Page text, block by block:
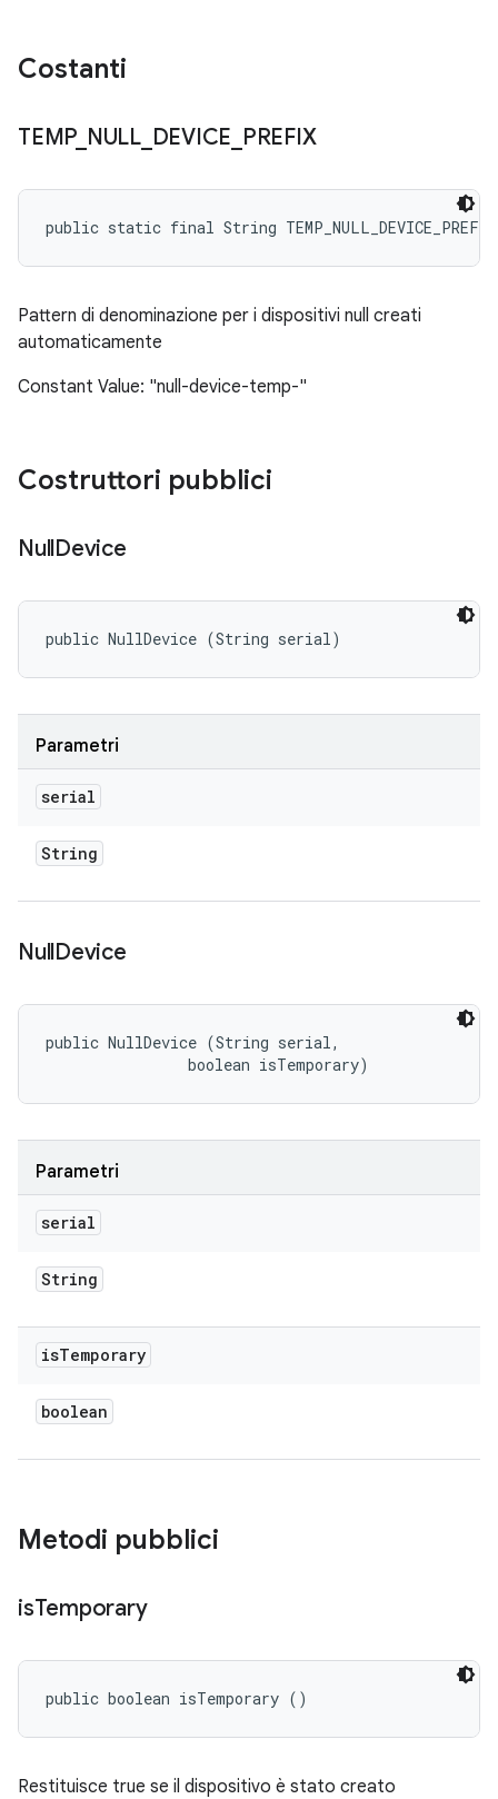
Costanti
TEMP_ NULL_ DEVICE PREFIX
public static final String TEMP_NULL_DEVICE_PREFIX
Pattern di denominazione per i dispositivi null creati
automaticamente
Constant Value: "null-device-temp-"
Costruttori pubblici
NullDevice
public NullDevice (String serial)
Parametri
serial
String
NullDevice
public NullDevice (String serial,
                boolean isTemporary)
Parametri
serial
String
isTemporary
boolean
Metodi pubblici
isTemporary
public boolean isTemporary ()
Restituisce true se il dispositivo è stato creato